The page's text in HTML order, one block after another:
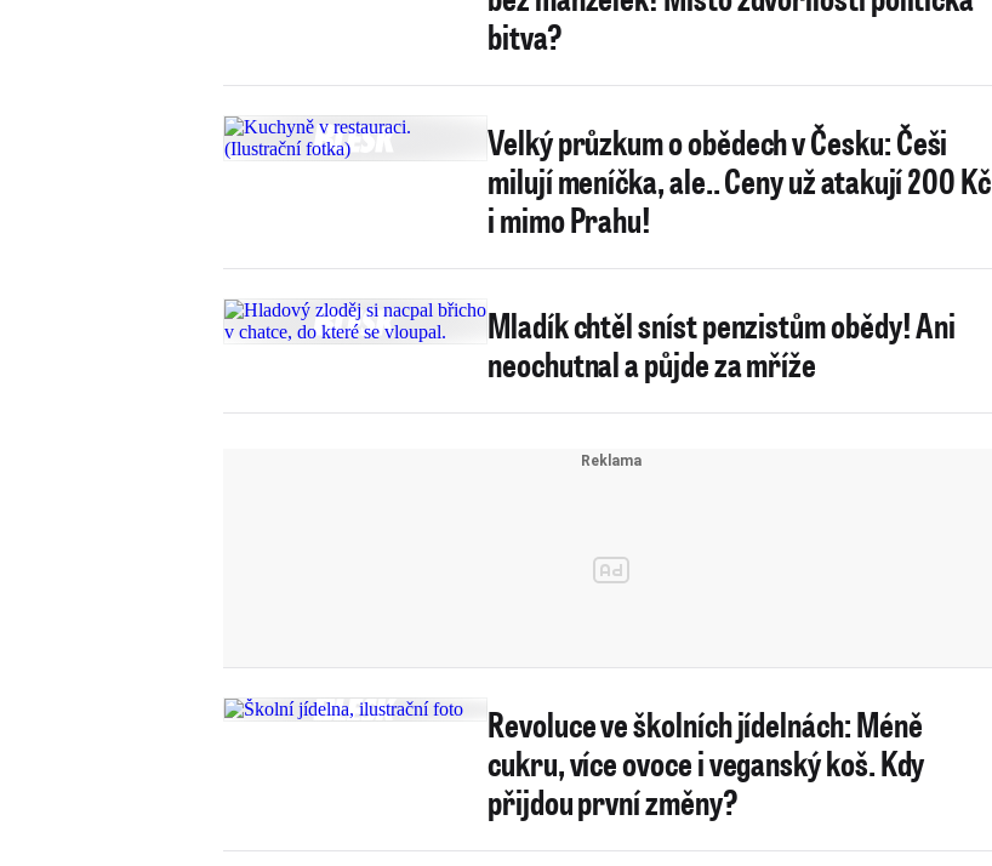
bitva?
Velký průzkum o obědech v Česku: Češi
milují meníčka, ale.. Ceny už atakují 200 Kč
i mimo Prahu!
Mladík chtěl sníst penzistům obědy! Ani
neochutnal a půjde za mříže
Revoluce ve školních jídelnách: Méně
cukru, více ovoce i veganský koš. Kdy
přijdou první změny?